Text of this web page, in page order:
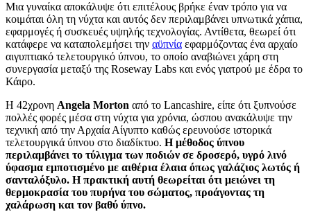
Μια γυναίκα αποκάλυψε ότι επιτέλους βρήκε έναν τρόπο για να
κοιμάται όλη τη νύχτα και αυτός δεν περιλαμβάνει υπνωτικά χάπια,
εφαρμογές ή συσκευές υψηλής τεχνολογίας. Αντίθετα, θεωρεί ότι
κατάφερε να καταπολεμήσει την αϋπνία εφαρμόζοντας ένα αρχαίο
αιγυπτιακό τελετουργικό ύπνου, το οποίο αναβιώνει χάρη στη
συνεργασία μεταξύ της Roseway Labs και ενός γιατρού με έδρα το
Κάιρο.
Η 42χρονη Angela Morton από το Lancashire, είπε ότι ξυπνούσε
πολλές φορές μέσα στη νύχτα για χρόνια, ώσπου ανακάλυψε την
τεχνική από την Αρχαία Αίγυπτο καθώς ερευνούσε ιστορικά
τελετουργικά ύπνου στο διαδίκτυο. Η μέθοδος ύπνου
περιλαμβάνει το τύλιγμα των ποδιών σε δροσερό, υγρό λινό
ύφασμα εμποτισμένο με αιθέρια έλαια όπως γαλάζιος λωτός ή
σανταλόξυλο. Η πρακτική αυτή θεωρείται ότι μειώνει τη
θερμοκρασία του πυρήνα του σώματος, προάγοντας τη
χαλάρωση και τον βαθύ ύπνο.